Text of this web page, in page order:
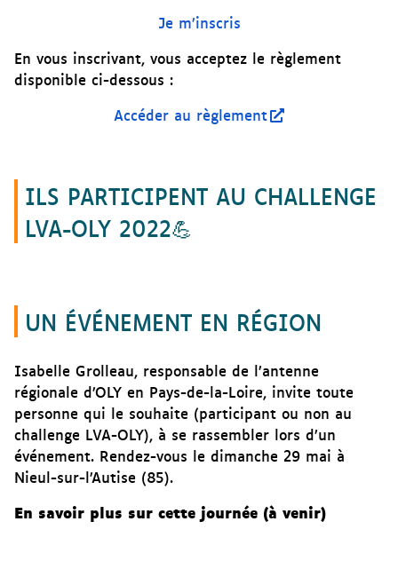
Je m’inscris
En vous inscrivant, vous acceptez le règlement
disponible ci-dessous :
Accéder au règlement
ILS PARTICIPENT AU CHALLENGE
LVA-OLY 2022💪
UN ÉVÉNEMENT EN RÉGION
Isabelle Grolleau, responsable de l’antenne
régionale d’OLY en Pays-de-la-Loire, invite toute
personne qui le souhaite (participant ou non au
challenge LVA-OLY), à se rassembler lors d’un
événement. Rendez-vous le dimanche 29 mai à
Nieul-sur-l’Autise (85).
En savoir plus sur cette journée (à venir)